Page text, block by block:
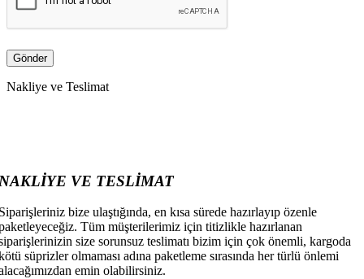
Nakliye ve Teslimat
VE TESLİMAT
bize ulaştığında, en kısa sürede hazırlayıp özenle
Tüm müşterilerimiz için titizlikle hazırlanan
size sorunsuz teslimatı bizim için çok önemli, kargoda
süprizler olmaması adına paketleme sırasında her türlü önlemi
emin olabilirsiniz.